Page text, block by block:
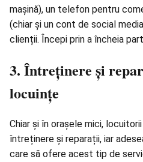
mașină), un telefon pentru
(chiar și un cont de social
clienții. Începi prin a încheia
3. Întreținere și
locuințe
Chiar și în orașele mici,
întreținere și reparații, iar
care să ofere acest tip de